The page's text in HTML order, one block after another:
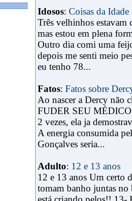
Idosos: Coisas da Idade
Três velhinhos
mas estou em plena
Outro dia comi uma
depois me senti meio
eu tenho 78...
Fatos: Fatos sobre
Ao nascer a Dercy
FUDER SEU
2 vezes, ela ja
A energia consumida
Gonçalves seria...
Adulto: 12 e 13 anos
12 e 13 anos Um certo
tomam banho juntas no